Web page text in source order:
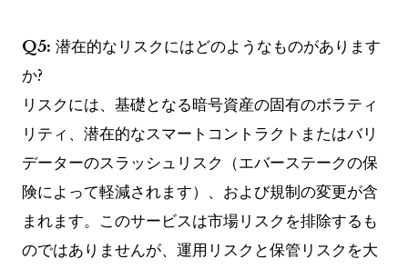
Q5: 潜在的なリスクにはどのようなものがあります
か?
リスクには、基礎となる暗号資産の固有のボラティ
リティ、潜在的なスマートコントラクトまたはバリ
データーのスラッシュリスク（エバーステークの保
険によって軽減されます）、および規制の変更が含
まれます。このサービスは市場リスクを排除するも
のではありませんが、運用リスクと保管リスクを大